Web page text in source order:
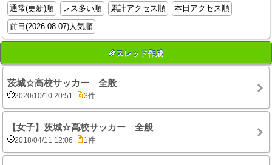
通常(更新)順 レス多い順 累計アクセス順
本日アクセス順
前日(2026-08-07)人気順
スレッド作成
茨城☆高校サッカー 全般
2020/10/10 20:51 3件
【女子】茨城☆高校サッカー 全般
2018/04/11 12:06 1件